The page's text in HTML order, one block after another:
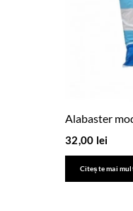
Alabaster
32,00 lei
Citește mai